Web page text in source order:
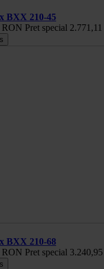
BXX 210-45
RON Pret special
BXX 210-68
RON Pret special